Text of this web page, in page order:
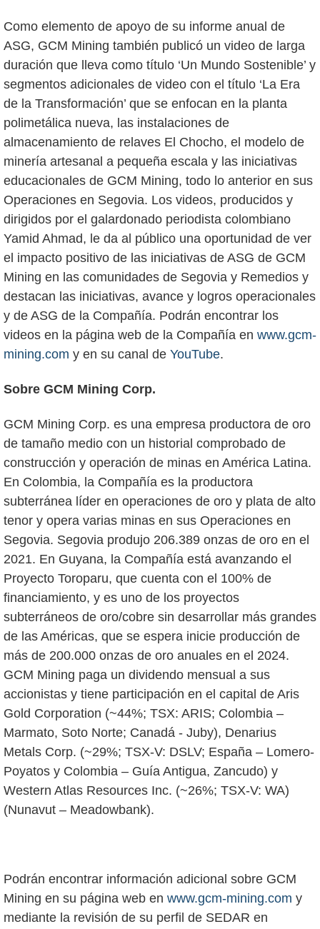
Como elemento de apoyo de su informe anual de
ASG, GCM Mining también publicó un video de larga
duración que lleva como título ‘Un Mundo Sostenible’ y
segmentos adicionales de video con el título ‘La Era
de la Transformación’ que se enfocan en la planta
polimetálica nueva, las instalaciones de
almacenamiento de relaves El Chocho, el modelo de
minería artesanal a pequeña escala y las iniciativas
educacionales de GCM Mining, todo lo anterior en sus
Operaciones en Segovia. Los videos, producidos y
dirigidos por el galardonado periodista colombiano
Yamid Ahmad, le da al público una oportunidad de ver
el impacto positivo de las iniciativas de ASG de GCM
Mining en las comunidades de Segovia y Remedios y
destacan las iniciativas, avance y logros operacionales
y de ASG de la Compañía. Podrán encontrar los
videos en la página web de la Compañía en www.gcm-
mining.com y en su canal de YouTube.
Sobre GCM Mining Corp.
GCM Mining Corp. es una empresa productora de oro
de tamaño medio con un historial comprobado de
construcción y operación de minas en América Latina.
En Colombia, la Compañía es la productora
subterránea líder en operaciones de oro y plata de alto
tenor y opera varias minas en sus Operaciones en
Segovia. Segovia produjo 206.389 onzas de oro en el
2021. En Guyana, la Compañía está avanzando el
Proyecto Toroparu, que cuenta con el 100% de
financiamiento, y es uno de los proyectos
subterráneos de oro/cobre sin desarrollar más grandes
de las Américas, que se espera inicie producción de
más de 200.000 onzas de oro anuales en el 2024.
GCM Mining paga un dividendo mensual a sus
accionistas y tiene participación en el capital de Aris
Gold Corporation (~44%; TSX: ARIS; Colombia –
Marmato, Soto Norte; Canadá - Juby), Denarius
Metals Corp. (~29%; TSX-V: DSLV; España – Lomero-
Poyatos y Colombia – Guía Antigua, Zancudo) y
Western Atlas Resources Inc. (~26%; TSX-V: WA)
(Nunavut – Meadowbank).
Podrán encontrar información adicional sobre GCM
Mining en su página web en www.gcm-mining.com y
mediante la revisión de su perfil de SEDAR en